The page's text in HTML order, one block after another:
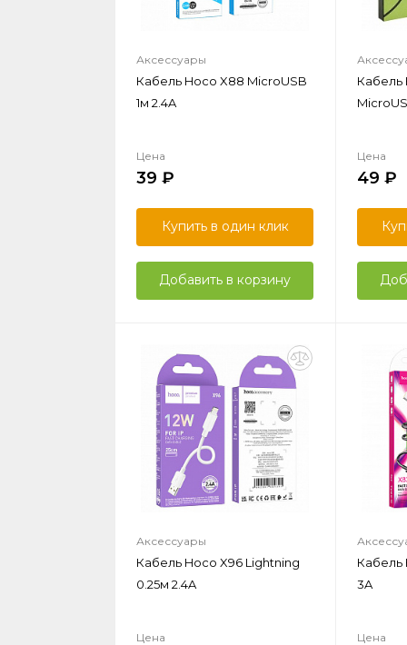
Аксессуары
Кабель Hoco X88 MicroUSB
1м 2.4A
Цена
39
Купить в один клик
Добавить в корзину
Кабель
Цена
49
Аксессуары
Кабель Hoco X96 Lightning
0.25м 2.4A
Цена
Кабель
3A
Цена